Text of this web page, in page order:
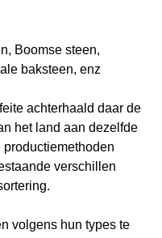
Boomse steen,
baksteen, enz
achterhaald daar de
het land aan dezelfde
verschillen
volgens hun types te